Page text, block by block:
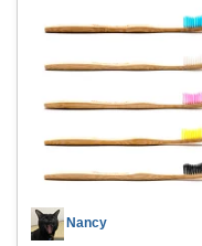
Nancy